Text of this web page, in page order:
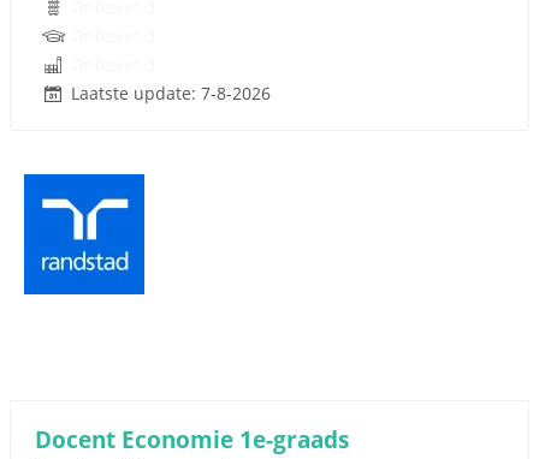
Laatste update: 7-8-2026
Docent Economie 1e-graads